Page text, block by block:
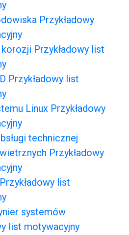
Przykładowy
korozji Przykładowy list
Przykładowy list
Linux Przykładowy
technicznej
Przykładowy
list
systemów
list motywacyjny